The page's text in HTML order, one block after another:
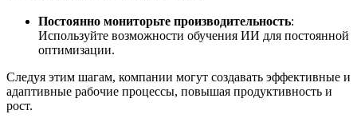
Постоянно мониторьте производительность:
Используйте возможности обучения ИИ для постоянной
оптимизации.
Следуя этим шагам, компании могут создавать эффективные и
адаптивные рабочие процессы, повышая продуктивность и
рост.